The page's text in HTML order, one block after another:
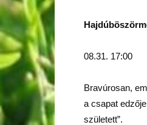
08.31. 17:00
Bravúrosan,
a csapat
született”.